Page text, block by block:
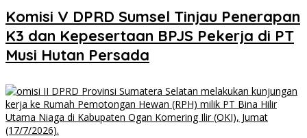
Komisi V DPRD Sumsel Tinjau Penerapan
K3 dan Kepesertaan BPJS Pekerja di PT
Musi Hutan Persada